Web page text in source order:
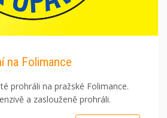
na Folimance
prohráli na pražské Folimance.
a zaslouženě prohráli.